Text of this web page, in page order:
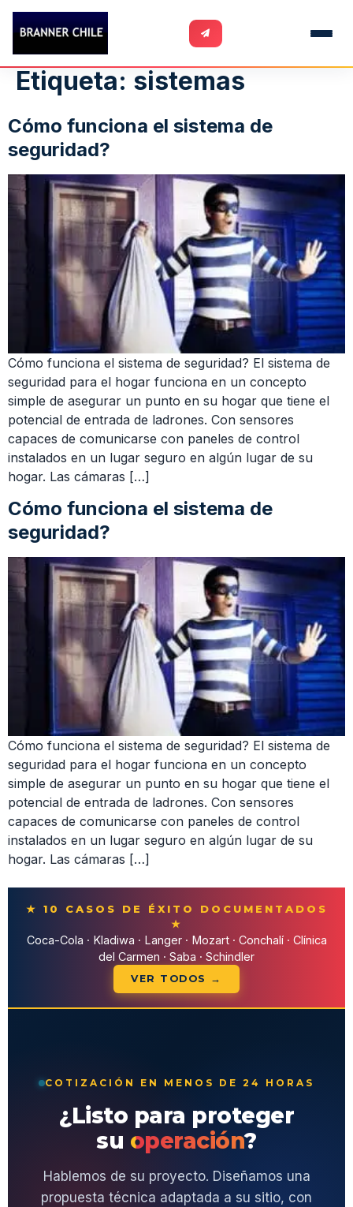
Etiqueta: sistemas
Cómo funciona el sistema de
seguridad?
Cómo funciona el sistema de seguridad? El sistema de
seguridad para el hogar funciona en un concepto
simple de asegurar un punto en su hogar que tiene el
potencial de entrada de ladrones. Con sensores
capaces de comunicarse con paneles de control
instalados en un lugar seguro en algún lugar de su
hogar. Las cámaras […]
Cómo funciona el sistema de
seguridad?
Cómo funciona el sistema de seguridad? El sistema de
seguridad para el hogar funciona en un concepto
simple de asegurar un punto en su hogar que tiene el
potencial de entrada de ladrones. Con sensores
capaces de comunicarse con paneles de control
instalados en un lugar seguro en algún lugar de su
hogar. Las cámaras […]
★ 10 CASOS DE ÉXITO DOCUMENTADOS
★
Coca-Cola · Kladiwa · Langer · Mozart · Conchalí · Clínica
del Carmen · Saba · Schindler
VER TODOS →
COTIZACIÓN EN MENOS DE 24 HORAS
¿Listo para proteger
su operación?
Hablemos de su proyecto. Diseñamos una
propuesta técnica adaptada a su sitio, con